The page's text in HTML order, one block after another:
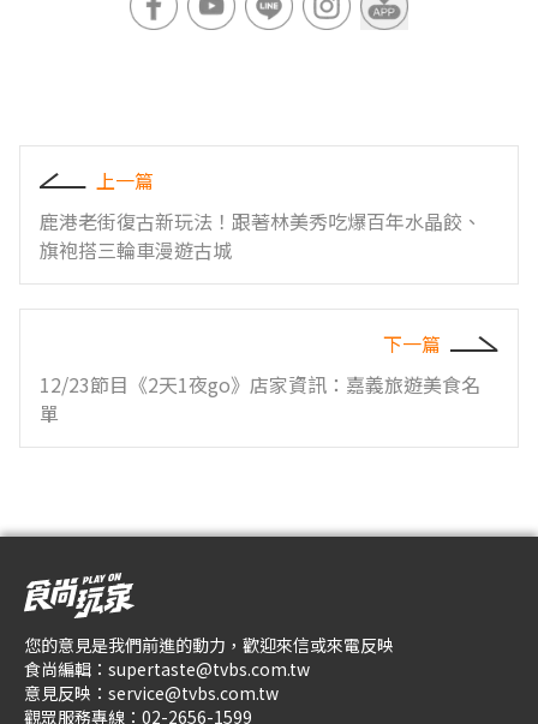
上一篇
鹿港老街復古新玩法！跟著林美秀吃爆百年水晶餃、
旗袍搭三輪車漫遊古城
下一篇
12/23節目《2天1夜go》店家資訊：嘉義旅遊美食名
單
您的意見是我們前進的動力，歡迎來信或來電反映
食尚編輯： supertaste@tvbs.com.tw
意見反映： service@tvbs.com.tw
觀眾服務專線： 02-2656-1599